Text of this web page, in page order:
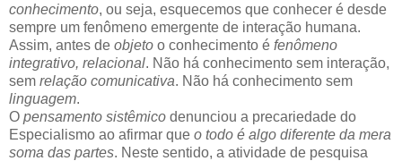
conhecimento, ou seja, esquecemos que conhecer é desde
sempre um fenômeno emergente de interação humana.
Assim, antes de objeto o conhecimento é fenômeno
integrativo, relacional. Não há conhecimento sem interação,
sem relação comunicativa. Não há conhecimento sem
linguagem.
O pensamento sistêmico denunciou a precariedade do
Especialismo ao afirmar que o todo é algo diferente da mera
soma das partes. Neste sentido, a atividade de pesquisa